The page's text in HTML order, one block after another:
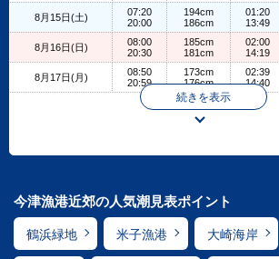
8月15日(土)
07:20
20:00
194cm
186cm
01:20
13:49
8月16日(日)
08:00
20:30
185cm
181cm
02:00
14:19
8月17日(月)
08:50
20:59
173cm
176cm
02:39
14:40
続きを表示
今津漁港近郊の人気潮見表ポイント
鶴浜緑地 米子漁港 大崎海岸